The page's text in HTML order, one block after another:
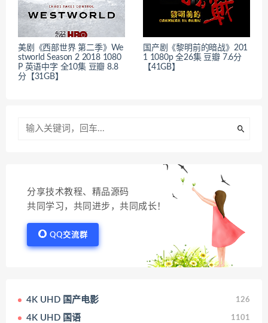
美剧《西部世界 第二季》We
stworld Season 2 2018 1080
P 英语中字 全10集 豆瓣 8.8
分【31GB】
国产剧《黎明前的暗战》201
1 1080p 全26集 豆瓣 7.6分
【41GB】
分享技术教程、精品源码
共同学习，共同进步，共同成长！
QQ交流群
4K UHD 国产电影 126
4K UHD 国语 1101